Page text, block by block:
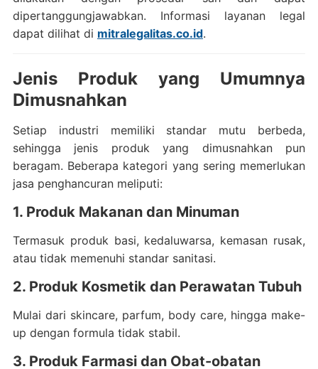
dipertanggungjawabkan. Informasi layanan legal
dapat dilihat di mitralegalitas.co.id.
Jenis Produk yang Umumnya
Dimusnahkan
Setiap industri memiliki standar mutu berbeda,
sehingga jenis produk yang dimusnahkan pun
beragam. Beberapa kategori yang sering memerlukan
jasa penghancuran meliputi:
1. Produk Makanan dan Minuman
Termasuk produk basi, kedaluwarsa, kemasan rusak,
atau tidak memenuhi standar sanitasi.
2. Produk Kosmetik dan Perawatan Tubuh
Mulai dari skincare, parfum, body care, hingga make-
up dengan formula tidak stabil.
3. Produk Farmasi dan Obat-obatan